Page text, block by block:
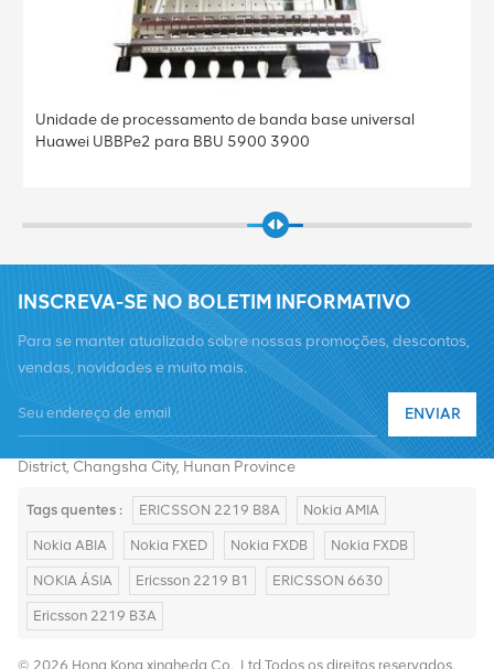
universal
Unidade de processamento de banda
Huawei UBBPe4 para BBU 5900 3900
INSCREVA-SE NO BOLETIM INFORMATIVO
Para se manter atualizado sobre nossas promoções, descontos,
vendas, novidades e muito mais.
ENVIAR
E-mail :summer@chinaxingheda.com
Endereço : 2506 Xidi Building, No. 8 Fenglin Third Road,Yuelu
District, Changsha City, Hunan Province
Tags quentes : ERICSSON 2219 B8A Nokia AMIA
Nokia ABIA Nokia FXED Nokia FXDB Nokia FXDB
NOKIA ÁSIA Ericsson 2219 B1 ERICSSON 6630
Ericsson 2219 B3A
© 2026 Hong Kong xingheda Co., Ltd.Todos os direitos reservados.